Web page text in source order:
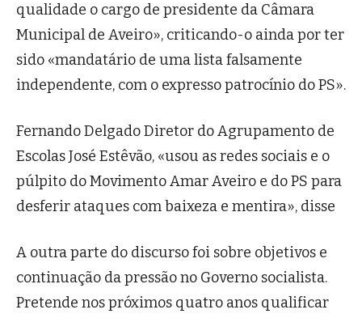
qualidade o cargo de presidente da Câmara
Municipal de Aveiro», criticando-o ainda por ter
sido «mandatário de uma lista falsamente
independente, com o expresso patrocínio do PS».
Fernando Delgado Diretor do Agrupamento de
Escolas José Estêvão, «usou as redes sociais e o
púlpito do Movimento Amar Aveiro e do PS para
desferir ataques com baixeza e mentira», disse
A outra parte do discurso foi sobre objetivos e
continuação da pressão no Governo socialista.
Pretende nos próximos quatro anos qualificar